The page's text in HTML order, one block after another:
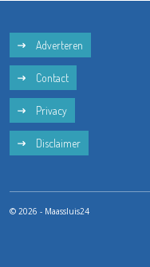
Adverteren
Contact
Privacy
Disclaimer
© 2026 - Maassluis24